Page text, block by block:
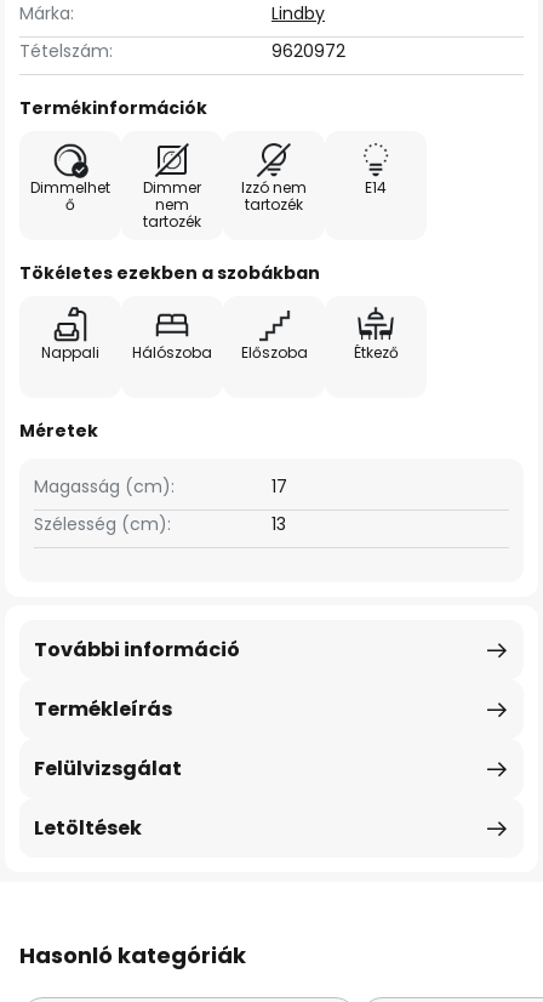
Márka:
Lindby
Tételszám:
9620972
Termékinformációk
Dimmelhet
ő
Dimmer
nem
tartozék
Izzó nem
tartozék
E14
Tökéletes ezekben a szobákban
Nappali Hálószoba Előszoba Étkező
Méretek
Szélesség (cm): 13
Magasság (cm): 17
Termékleírás
További információ
Felülvizsgálat
Letöltések
Hasonló kategóriák